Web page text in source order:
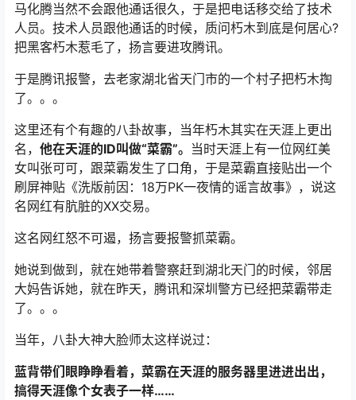
马化腾当然不会跟他通话很久，于是把电话移交给了技术
人员。技术人员跟他通话的时候，质问朽木到底是何居心?
把黑客朽木惹毛了，扬言要进攻腾讯。
于是腾讯报警，去老家湖北省天门市的一个村子把朽木掏
了。。。
这里还有个有趣的八卦故事，当年朽木其实在天涯上更出
名， 他在天涯的ID叫做“菜霸”。 当时天涯上有一位网红美
女叫张可可，跟菜霸发生了口角，于是菜霸直接贴出一个
刷屏神贴《洗版前因：18万PK一夜情的谣言故事》，说这
名网红有肮脏的XX交易。
这名网红怒不可遏，扬言要报警抓菜霸。
她说到做到，就在她带着警察赶到湖北天门的时候，邻居
大妈告诉她，就在昨天，腾讯和深圳警方已经把菜霸带走
了。。。
当年，八卦大神大脸师太这样说过：
蓝背带们眼睁睁看着，菜霸在天涯的服务器里进进出出，
搞得天涯像个女表子一样……